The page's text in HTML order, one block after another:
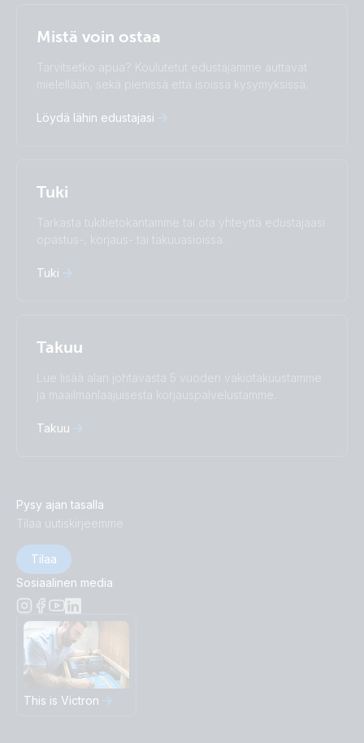
Suomalainen
Change language
Čeština
Dansk
Español
Türkçe
Ελληνικά
Русский
Українська
Mistä voin ostaa
Tarvitsetko apua? Koulutetut edustajamme auttavat
mielellään, sekä pienissä että isoissa kysymyksissä.
Löydä lähin edustajasi
Tuki
Tarkasta tukitietokantamme tai ota yhteyttä edustajaasi
opastus-, korjaus- tai takuuasioissa.
Tuki
Takuu
Lue lisää alan johtavasta 5 vuoden vakiotakuustamme
ja maailmanlaajuisesta korjauspalvelustamme.
Takuu
Pysy ajan tasalla
Tilaa uutiskirjeemme
Tilaa
Sosiaalinen media
This is Victron